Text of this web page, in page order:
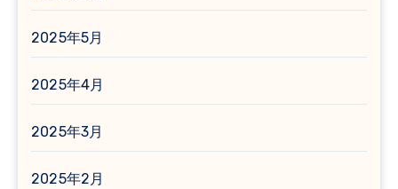
2025年5月
2025年4月
2025年3月
2025年2月